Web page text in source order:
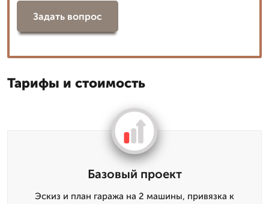
Задать вопрос
Тарифы и стоимость
Базовый проект
Эскиз и план гаража на 2 машины, привязка к